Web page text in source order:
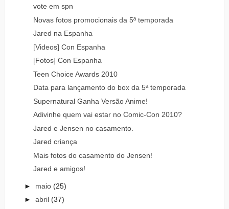
vote em spn
Novas fotos promocionais da 5ª temporada
Jared na Espanha
[Videos] Con Espanha
[Fotos] Con Espanha
Teen Choice Awards 2010
Data para lançamento do box da 5ª temporada
Supernatural Ganha Versão Anime!
Adivinhe quem vai estar no Comic-Con 2010?
Jared e Jensen no casamento.
Jared criança
Mais fotos do casamento do Jensen!
Jared e amigos!
► maio (25)
► abril (37)